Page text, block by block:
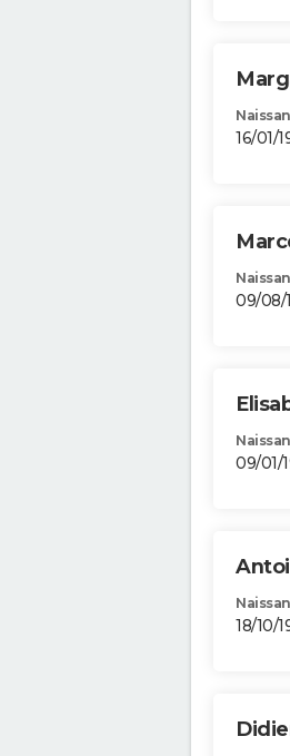
16/01/
09/08/
09/01/
18/10/